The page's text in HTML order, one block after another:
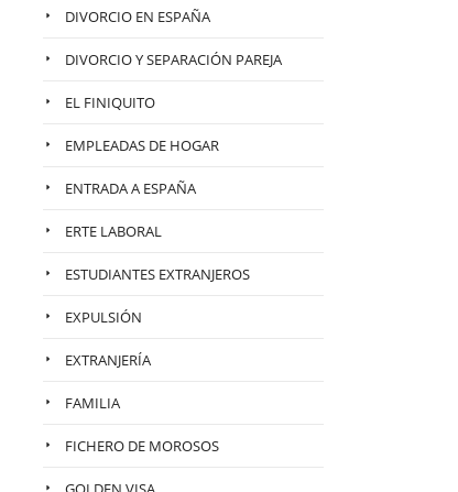
DIVORCIO EN ESPAÑA
DIVORCIO Y SEPARACIÓN PAREJA
EL FINIQUITO
EMPLEADAS DE HOGAR
ENTRADA A ESPAÑA
ERTE LABORAL
ESTUDIANTES EXTRANJEROS
EXPULSIÓN
EXTRANJERÍA
FAMILIA
FICHERO DE MOROSOS